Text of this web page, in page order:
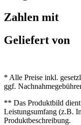
Zahlen mit
Geliefert von
* Alle Preise inkl.
ggf.
** Das Produktbild
Leistungsumfang (z.B.
Produktbeschreibung.